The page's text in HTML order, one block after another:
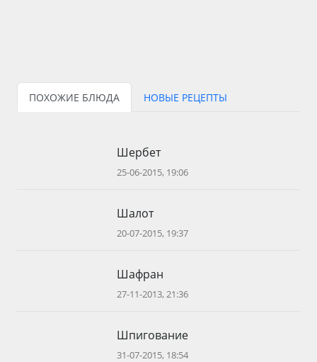
ПОХОЖИЕ БЛЮДА НОВЫЕ РЕЦЕПТЫ
Шербет
25-06-2015, 19:06
Шалот
20-07-2015, 19:37
Шафран
27-11-2013, 21:36
Шпигование
31-07-2015, 18:54